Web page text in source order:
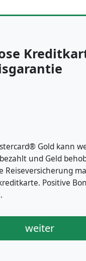
Gold kann
und Geld
Reiseversicherung
Positive
weiter